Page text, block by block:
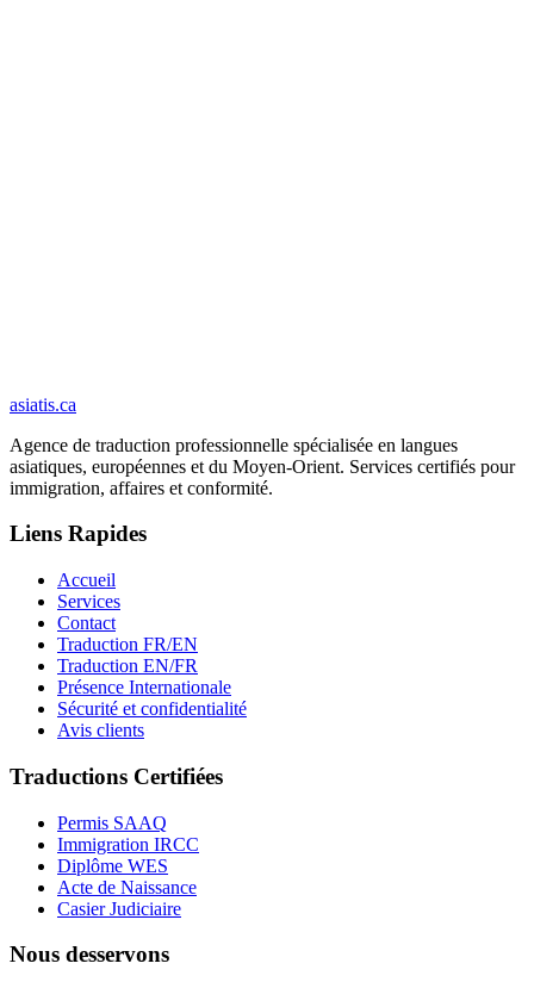
asiatis.ca
Agence de traduction professionnelle spécialisée en langues
asiatiques, européennes et du Moyen-Orient. Services certifiés pour
immigration, affaires et conformité.
Liens Rapides
Accueil
Services
Contact
Traduction FR/EN
Traduction EN/FR
Présence Internationale
Sécurité et confidentialité
Avis clients
Traductions Certifiées
Permis SAAQ
Immigration IRCC
Diplôme WES
Acte de Naissance
Casier Judiciaire
Nous desservons